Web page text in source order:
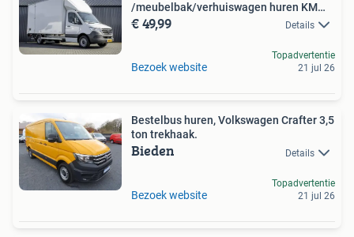
/meubelbak/verhuiswagen huren KM
VRIJ!
€ 49,99 Details
Bezoek website
Topadvertentie
21 jul 26
Bestelbus huren, Volkswagen Crafter 3,5
ton trekhaak.
Bieden Details
Bezoek website
Topadvertentie
21 jul 26